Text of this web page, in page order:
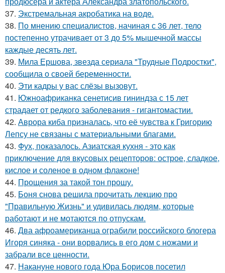
37. Экстремальная акробатика на воде.
38. По мнению специалистов, начиная с 36 лет, тело
постепенно утрачивает от 3 до 5% мышечной массы
каждые десять лет.
39. Мила Ершова, звезда сериала "Трудные Подростки",
сообщила о своей беременности.
40. Эти кадры у вас слёзы вызовут.
41. Южноафриканка сенетисив гининдза с 15 лет
страдает от редкого заболевания - гигантомастии.
42. Аврора киба призналась, что её чувства к Григорию
Лепсу не связаны с материальными благами.
43. Фух, показалось. Азиатская кухня - это как
приключение для вкусовых рецепторов: острое, сладкое,
кислое и соленое в одном флаконе!
44. Прощения за такой тон прошу.
45. Боня снова решила прочитать лекцию про
"Правильную Жизнь" и удивилась людям, которые
работают и не мотаются по отпускам.
46. Два афроамериканца ограбили российского блогера
Игоря синяка - они ворвались в его дом с ножами и
забрали все ценности.
47. Накануне нового года Юра Борисов посетил